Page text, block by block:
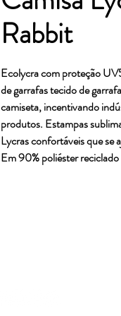
Rabbit
Ecolycra com proteção
de garrafas tecido de
camiseta, incentivando
produtos. Estampas
Lycras confortáveis que se
Em 90% poliéster reciclado